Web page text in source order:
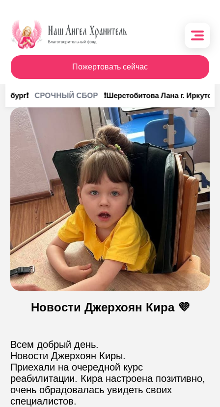
Пожертовать сейчас
О фонде
Поступления
Кому помочь
Кому помогли
Получить помощь
Сотрудничество
Контакты
Пожертвовать
e-mail для связи
info@angel-help.ru
СРОЧНЫЙ СБОР ❗Шерстобитова Лана г. Иркутск❗
Новости Джерхоян Кира 💜
Всем добрый день.
Новости Джерхоян Киры.
Приехали на очередной курс
реабилитации. Кира настроена позитивно,
очень обрадовалась увидеть своих
специалистов.